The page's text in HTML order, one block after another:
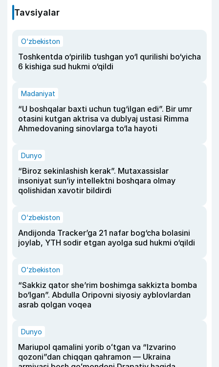
Tavsiyalar
O‘zbekiston
Toshkentda o‘pirilib tushgan yo‘l qurilishi bo‘yicha
6 kishiga sud hukmi o‘qildi
Madaniyat
“U boshqalar baxti uchun tug‘ilgan edi”. Bir umr
otasini kutgan aktrisa va dublyaj ustasi Rimma
Ahmedovaning sinovlarga to‘la hayoti
Dunyo
“Biroz sekinlashish kerak”. Mutaxassislar
insoniyat sun’iy intellektni boshqara olmay
qolishidan xavotir bildirdi
O‘zbekiston
Andijonda Tracker’ga 21 nafar bog‘cha bolasini
joylab, YTH sodir etgan ayolga sud hukmi o‘qildi
O‘zbekiston
“Sakkiz qator she’rim boshimga sakkizta bomba
bo‘lgan”. Abdulla Oripovni siyosiy ayblovlardan
asrab qolgan voqea
Dunyo
Mariupol qamalini yorib oʻtgan va “Izvarino
qozoni”dan chiqqan qahramon — Ukraina